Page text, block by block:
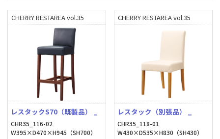
CHERRY RESTAREA vol.35
レスタックS70（既製品） _
CHR35_116-02
W395×D470×H945（SH700）
CHERRY RESTAREA vol.35
レスタック（別張品） _
CHR35_118-01
W430×D535×H830（SH430）